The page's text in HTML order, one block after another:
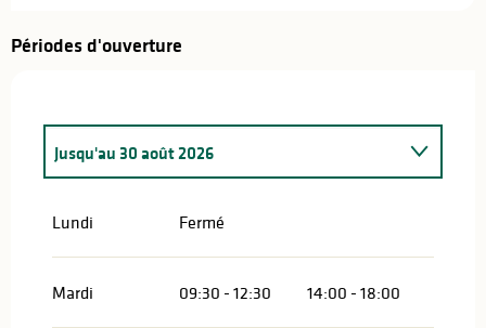
Périodes d'ouverture
Jusqu'au30 août 2026
Du31 août 2026au27 septembre 2026
Lundi Fermé
Mardi 09:30 - 12:30 14:00 - 18:00